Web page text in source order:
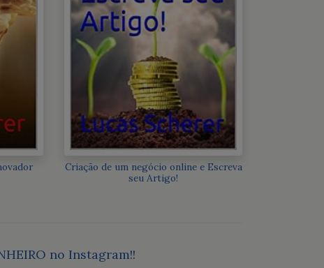
Criação de um negócio online e Escreva
seu Artigo!
no Instagram!!